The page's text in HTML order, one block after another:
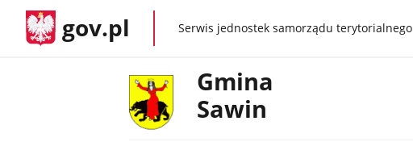
gov.pl gov.plSerwis jednostek samorządu terytorialnego
Gmina
Sawin